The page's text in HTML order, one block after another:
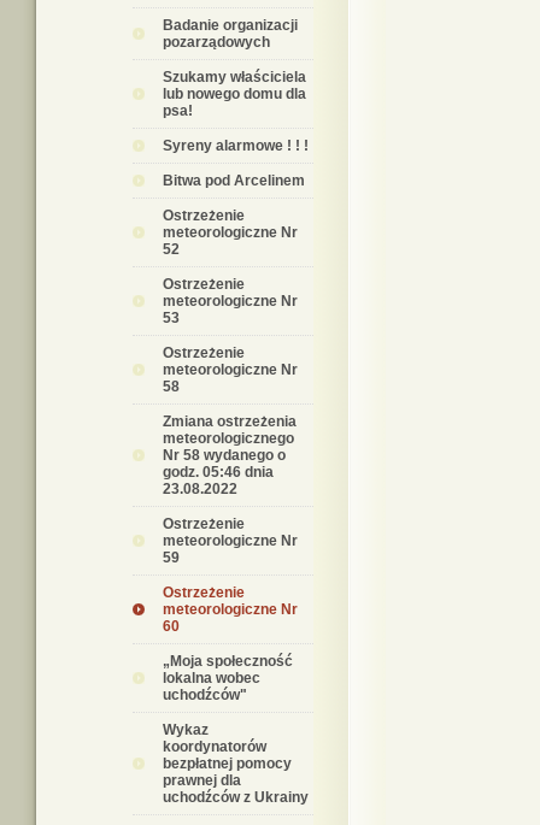
Badanie organizacji
pozarządowych
Szukamy właściciela
lub nowego domu dla
psa!
Syreny alarmowe ! ! !
Bitwa pod Arcelinem
Ostrzeżenie
meteorologiczne Nr
52
Ostrzeżenie
meteorologiczne Nr
53
Ostrzeżenie
meteorologiczne Nr
58
Zmiana ostrzeżenia
meteorologicznego
Nr 58 wydanego o
godz. 05:46 dnia
23.08.2022
Ostrzeżenie
meteorologiczne Nr
59
Ostrzeżenie
meteorologiczne Nr
60
„Moja społeczność
lokalna wobec
uchodźców"
Wykaz
koordynatorów
bezpłatnej pomocy
prawnej dla
uchodźców z Ukrainy